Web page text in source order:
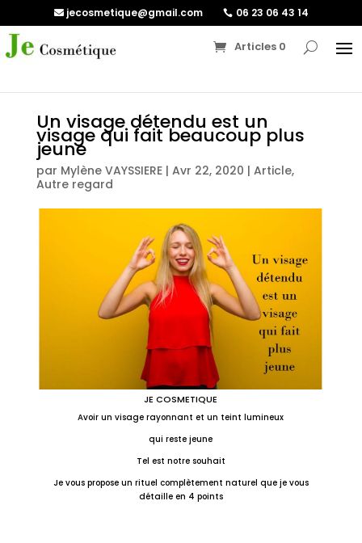
jecosmetique@gmail.com 06 23 06 43 14
Articles 0
Un visage détendu est un
visage qui fait beaucoup plus
jeune
par Mylène VAYSSIERE| Avr 22, 2020 | Article,
Autre regard
JE COSMETIQUE
Avoir un visage rayonnant et un teint lumineux
qui reste jeune
Tel est notre souhait
Je vous propose un rituel complètement naturel que je vous
détaille en 4 points